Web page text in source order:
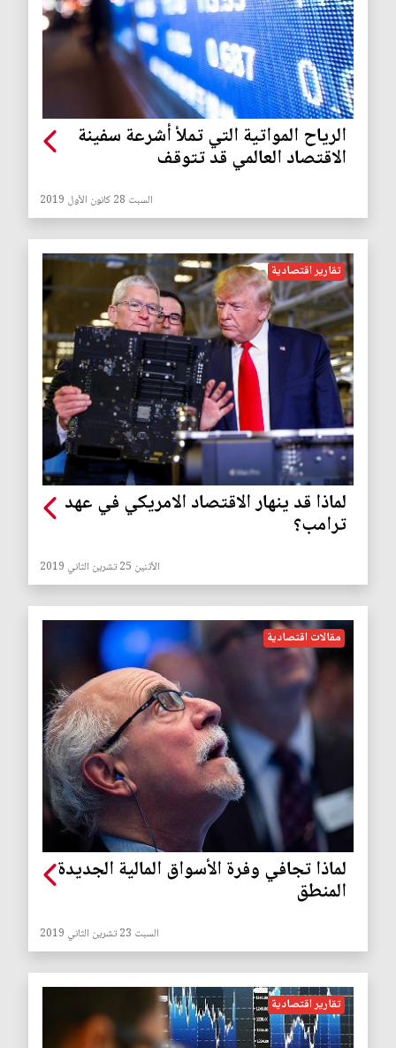
الرياح المواتية التي تملأ أشرعة سفينة
الاقتصاد العالمي قد تتوقف
السبت 28 كانون الأول 2019
تقارير اقتصادية
لماذا قد ينهار الاقتصاد الامريكي في عهد
ترامب؟
الأثنين 25 تشرين الثاني 2019
مقالات اقتصادية
لماذا تجافي وفرة الأسواق المالية الجديدة
المنطق
السبت 23 تشرين الثاني 2019
تقارير اقتصادية